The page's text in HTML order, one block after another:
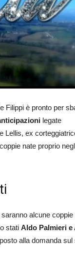
Filippi è pronto per
legate
Lellis, ex
nate proprio
alcune coppie
stati Aldo Palmieri e
alla domanda sul